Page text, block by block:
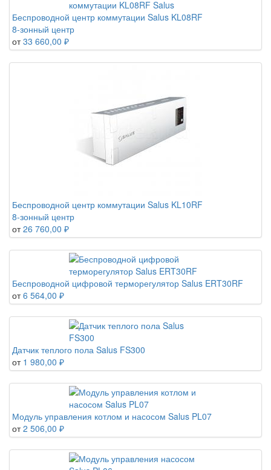
Беспроводной центр коммутации Salus KL08RF
8-зонный центр
от 33 660,00 ₽
Беспроводной центр коммутации Salus KL10RF
8-зонный центр
от 26 760,00 ₽
Беспроводной цифровой терморегулятор Salus ERT30RF
от 6 564,00 ₽
Датчик теплого пола Salus FS300
от 1 980,00 ₽
Модуль управления котлом и насосом Salus PL07
от 2 506,00 ₽